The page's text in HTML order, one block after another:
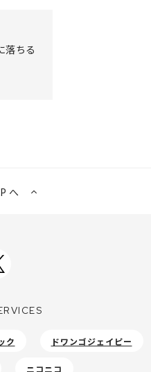
落ちる
へ
ク ドワンゴジェイピー
ニコニコ